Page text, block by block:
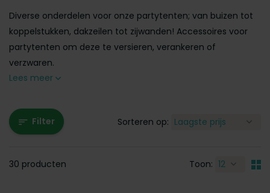
Diverse onderdelen voor onze partytenten; van buizen tot
koppelstukken, dakzeilen tot zijwanden! Accessoires voor
partytenten om deze te versieren, verankeren of
verzwaren.
Lees meer
Filter
30 producten Toon:
Sorteren op: